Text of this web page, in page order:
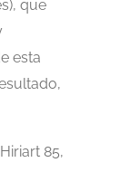
que
esta
85,